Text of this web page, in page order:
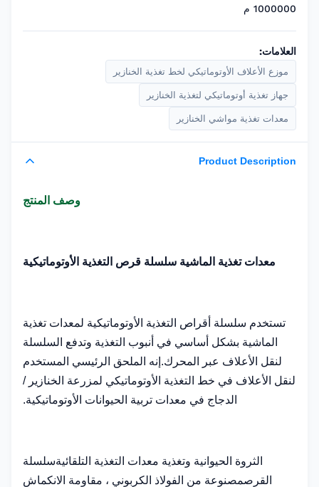
1000000 م
العلامات:
موزع الأعلاف الأوتوماتيكي لخط تغذية الخنازير
جهاز تغذية أوتوماتيكي لتغذية الخنازير
معدات تغذية مواشي الخنازير
Product Description
وصف المنتج
معدات تغذية الماشية سلسلة قرص التغذية الأوتوماتيكية
تستخدم سلسلة أقراص التغذية الأوتوماتيكية لمعدات تغذية
الماشية بشكل أساسي في أنبوب التغذية وتدفع السلسلة
لنقل الأعلاف عبر المحرك.إنه الملحق الرئيسي المستخدم
لنقل الأعلاف في خط التغذية الأوتوماتيكي لمزرعة الخنازير /
الدجاج في معدات تربية الحيوانات الأوتوماتيكية.
الثروة الحيوانية وتغذية معدات التغذية التلقائيةسلسلة
القرصمصنوعة من الفولاذ الكربوني ، مقاومة الانكماش